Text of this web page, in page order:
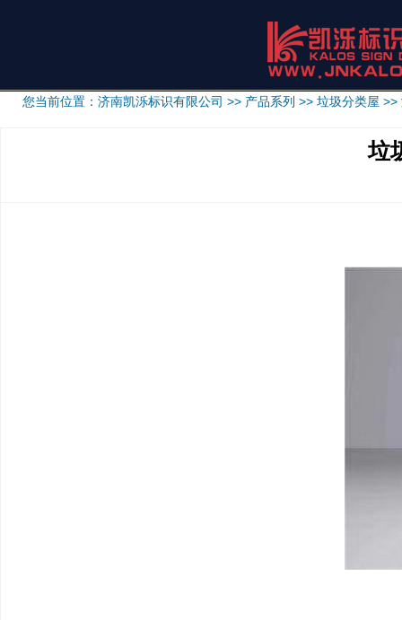
您当前位置： 济南凯泺标识有限公司 >> 产品系列 >> 垃圾分类屋 >>
垃